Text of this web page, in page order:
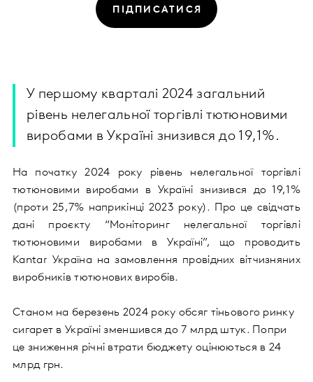
ПІДПИСАТИСЯ
У першому кварталі 2024 загальний
рівень нелегальної торгівлі тютюновими
виробами в Україні знизився до 19,1%.
На початку 2024 року рівень нелегальної торгівлі
тютюновими виробами в Україні знизився до 19,1%
(проти 25,7% наприкінці 2023 року). Про це свідчать
дані проєкту “Моніторинг нелегальної торгівлі
тютюновими виробами в Україні”, що проводить
Kantar Україна на замовлення провідних вітчизняних
виробників тютюнових виробів.
Станом на березень 2024 року обсяг тіньового ринку
сигарет в Україні зменшився до 7 млрд штук. Попри
це зниження річні втрати бюджету оцінюються в 24
млрд грн.